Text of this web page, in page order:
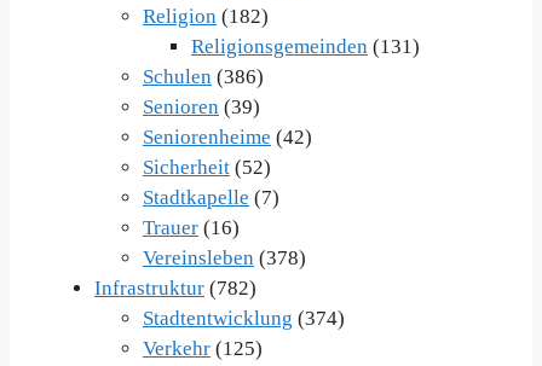
Religion (182)
Religionsgemeinden (131)
Schulen (386)
Senioren (39)
Seniorenheime (42)
Sicherheit (52)
Stadtkapelle (7)
Trauer (16)
Vereinsleben (378)
Infrastruktur (782)
Stadtentwicklung (374)
Verkehr (125)